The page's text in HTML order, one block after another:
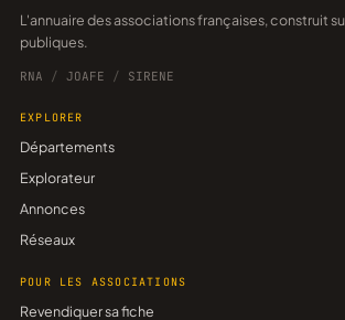
L'annuaire des associations françaises, construit sur les données
publiques.
RNA / JOAFE / SIRENE
EXPLORER
Départements
Explorateur
Annonces
Réseaux
POUR LES ASSOCIATIONS
Revendiquer sa fiche